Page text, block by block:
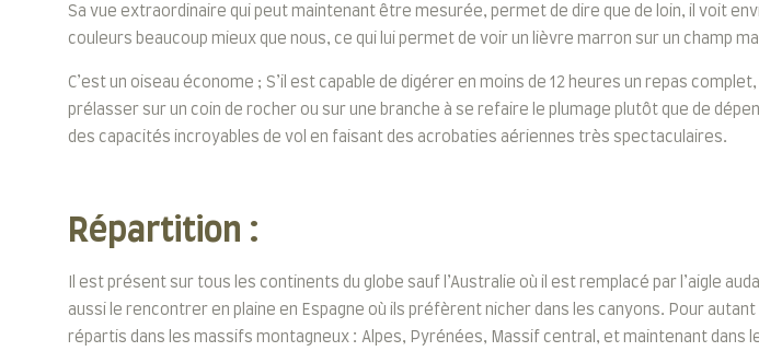
Sa vue extraordinaire qui peut maintenant être mesurée, permet de dire que de loin, il voit
couleurs beaucoup mieux que nous, ce qui lui permet de voir un lièvre marron sur un champ
C’est un oiseau économe ; S’il est capable de digérer en moins de 12 heures un repas
prélasser sur un coin de rocher ou sur une branche à se refaire le plumage plutôt que de
des capacités incroyables de vol en faisant des acrobaties aériennes très spectaculaires.
Répartition :
Il est présent sur tous les continents du globe sauf l’Australie où il est remplacé par l’aigle
aussi le rencontrer en plaine en Espagne où ils préfèrent nicher dans les canyons. Pour
répartis dans les massifs montagneux : Alpes, Pyrénées, Massif central, et maintenant dans